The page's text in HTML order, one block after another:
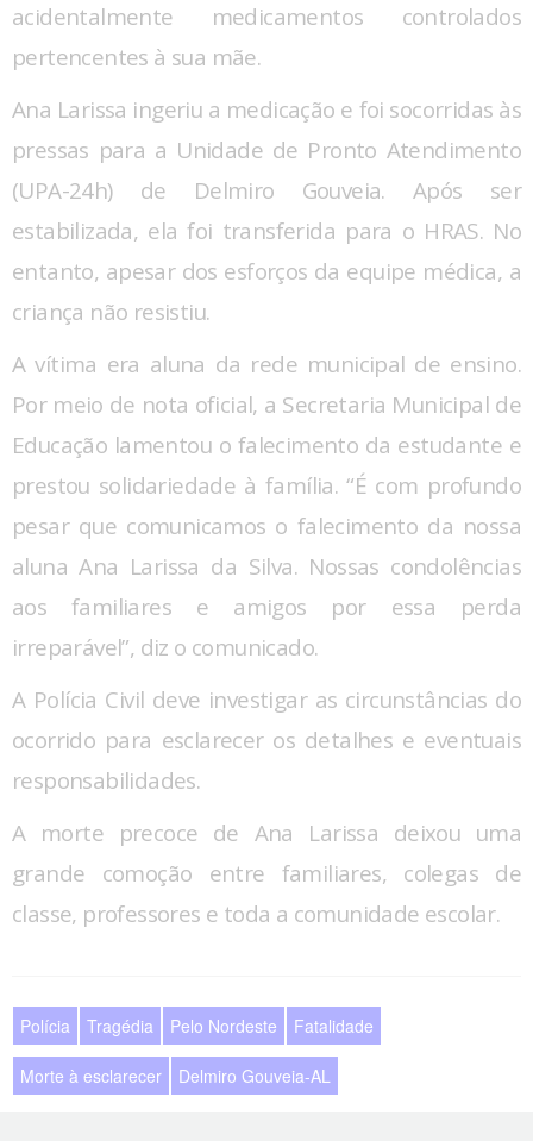
acidentalmente medicamentos controlados
pertencentes à sua mãe.
Ana Larissa ingeriu a medicação e foi socorridas às
pressas para a Unidade de Pronto Atendimento
(UPA-24h) de Delmiro Gouveia. Após ser
estabilizada, ela foi transferida para o HRAS. No
entanto, apesar dos esforços da equipe médica, a
criança não resistiu.
A vítima era aluna da rede municipal de ensino.
Por meio de nota oficial, a Secretaria Municipal de
Educação lamentou o falecimento da estudante e
prestou solidariedade à família. “É com profundo
pesar que comunicamos o falecimento da nossa
aluna Ana Larissa da Silva. Nossas condolências
aos familiares e amigos por essa perda
irreparável”, diz o comunicado.
A Polícia Civil deve investigar as circunstâncias do
ocorrido para esclarecer os detalhes e eventuais
responsabilidades.
A morte precoce de Ana Larissa deixou uma
grande comoção entre familiares, colegas de
classe, professores e toda a comunidade escolar.
Polícia Tragédia Pelo Nordeste Fatalidade
Morte à esclarecer Delmiro Gouveia-AL